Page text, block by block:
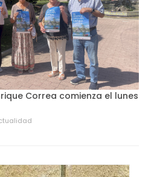
Correa comienza el lunes